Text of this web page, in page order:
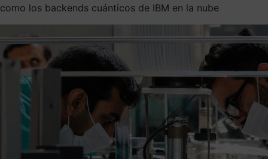
como los backends cuánticos de IBM en la nube